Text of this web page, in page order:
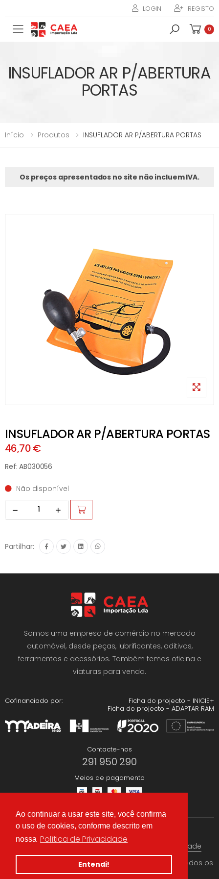
Ao continuar a usar este site, você confirma
o uso de cookies, conforme descrito em
nossa Política de Privacidade
Entendi!
LOGIN REGISTO
Toggle mobile menu 0
INSUFLADOR AR P/ABERTURA
PORTAS
Início Produtos INSUFLADOR AR P/ABERTURA PORTAS
Os preços apresentados no site não incluem IVA.
INSUFLADOR AR P/ABERTURA PORTAS
46,70 €
Ref: AB030056
Não disponível
Partilhar:
Somos uma empresa de comércio no mercado
automóvel, desde peças, lubrificantes, aditivos,
ferramentas e acessórios. Também temos oficina e
viaturas para venda.
Cofinanciado por:
Ficha do projecto - INICIE+
Ficha do projecto - ADAPTAR RAM
Contacte-nos
291 950 290
Meios de pagamento
© 2026 CAEA Importação Lda. Criado por
. Todos os
direitos reservados
Termos & condições Política de Privacidade
Redes Sociais